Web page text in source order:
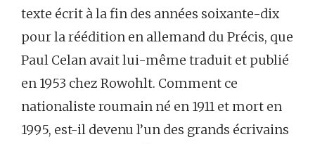
texte écrit à la fin des années soixante-dix
pour la réédition en allemand du Précis, que
Paul Celan avait lui-même traduit et publié
en 1953 chez Rowohlt. Comment ce
nationaliste roumain né en 1911 et mort en
1995, est-il devenu l’un des grands écrivains